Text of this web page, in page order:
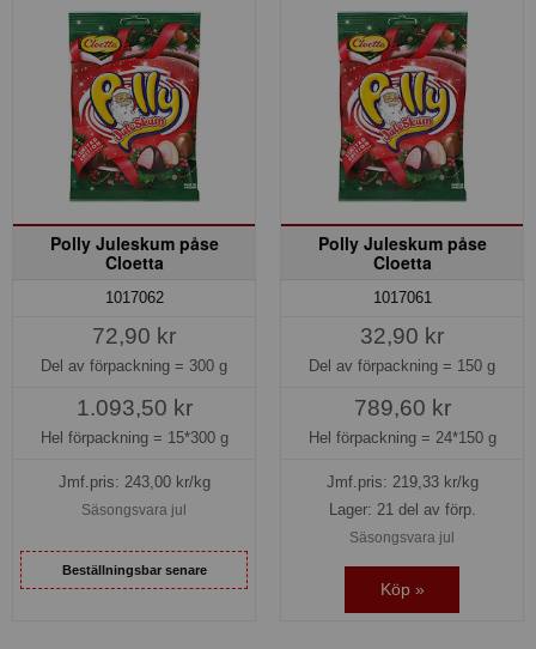
Polly Juleskum påse
Cloetta
1017062
72,90 kr
Del av förpackning = 300 g
1.093,50 kr
Hel förpackning = 15*300 g
Jmf.pris: 243,00kr/kg
Säsongsvara jul
Beställningsbar senare
Polly Juleskum påse
Cloetta
1017061
32,90 kr
Del av förpackning = 150 g
789,60 kr
Hel förpackning = 24*150 g
Jmf.pris: 219,33kr/kg
Lager: 21 del av förp.
Säsongsvara jul
Köp »